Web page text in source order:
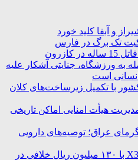
و آبفا کلید خورد
تک برگ در فارس
به ورزشگاه، جنایتی آشکار علیه
است
با تکمیل زیرساخت‌های کلان
هیأت امنایی اماکن تاریخی
عراق؛ توصیه‌های دارویی
توقیف خودروی ام‌وی‌ام X33 با ۱۳۰ میلیون ریال خلافی در